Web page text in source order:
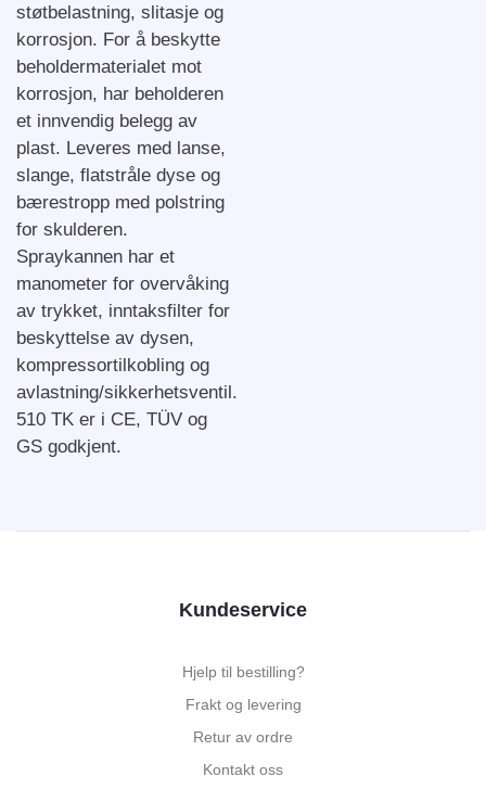
støtbelastning, slitasje og
korrosjon. For å beskytte
beholdermaterialet mot
korrosjon, har beholderen
et innvendig belegg av
plast. Leveres med lanse,
slange, flatstråle dyse og
bærestropp med polstring
for skulderen.
Spraykannen har et
manometer for overvåking
av trykket, inntaksfilter for
beskyttelse av dysen,
kompressortilkobling og
avlastning/sikkerhetsventil.
510 TK er i CE, TÜV og
GS godkjent.
Kundeservice
Hjelp til bestilling?
Frakt og levering
Retur av ordre
Kontakt oss